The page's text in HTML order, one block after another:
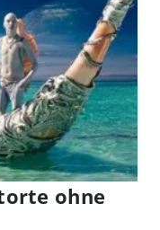
ohne